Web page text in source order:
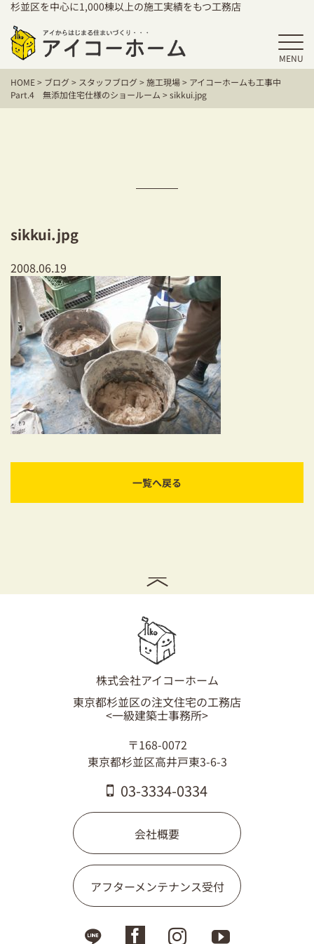
杉並区を中心に1,000棟以上の施工実績をもつ工務店
MENU
HOME
アイコーホームの家づくり
保証／アフターサポート
建て替えをお考えの方
耐震対策も安心の家づくり
リフォーム・リノベーションをお考えの方
必見！土地からお探しの方へ
資金計画についてのご相談
ショールーム
お知らせ
03-3334-0334
HOME> ブログ> スタッフブログ>施工現場> アイコーホームも工事中
Part.4 無添加住宅仕様のショールーム >sikkui.jpg
sikkui.jpg
2008.06.19
一覧へ戻る
株式会社アイコーホーム
東京都杉並区の注文住宅の工務店
<一級建築士事務所>
〒168-0072
東京都杉並区高井戸東3-6-3
03-3334-0334
会社概要
アフターメンテナンス受付